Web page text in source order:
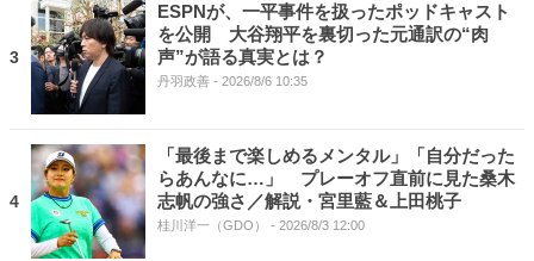
3
ESPNが、一平事件を扱ったポッドキャスト
を公開 大谷翔平を裏切った元通訳の“肉
声”が語る真実とは？
丹羽政善 - 2026/8/6 10:35
4
「最後まで楽しめるメンタル」「自分だった
らあんなに…」 プレーオフ直前に見た桑木
志帆の強さ／解説・宮里藍＆上田桃子
桂川洋一（GDO） - 2026/8/3 12:00